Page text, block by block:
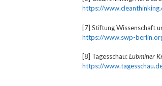
https://
[7] Stiftung Wissenschaft
https://www.swp-
[8] Tagesschau:Lubminer
https://